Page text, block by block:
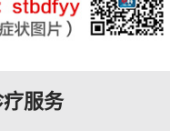
服务